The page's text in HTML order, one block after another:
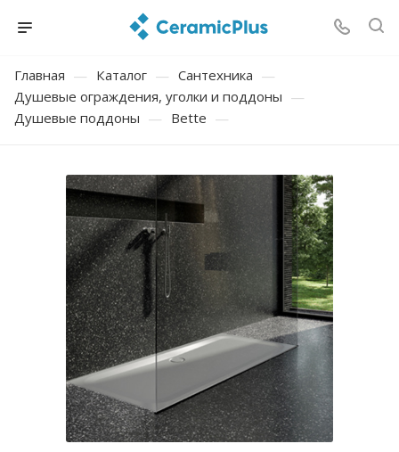
Главная — Каталог — Сантехника —
Душевые ограждения, уголки и поддоны —
Душевые поддоны — Bette —